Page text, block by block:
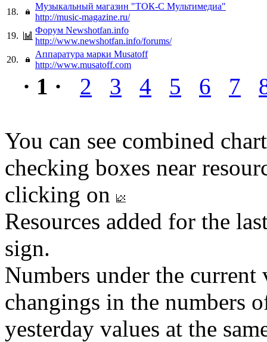
18.
Музыкальный магазин "ТОК-С Мультимедиа"
http://music-magazine.ru/
19.
Форум Newshotfan.info
http://www.newshotfan.info/forums/
20.
Аппаратура марки Musatoff
http://www.musatoff.com
· 1 · 2 3 4 5 6 7
You can see combined
checking boxes near
clicking on
Resources added for the
sign.
Numbers under the
changings in the numbers
yesterday values at the